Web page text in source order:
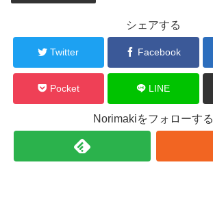
シェアする
Twitter Facebook
Pocket LINE
Norimakiをフォローする